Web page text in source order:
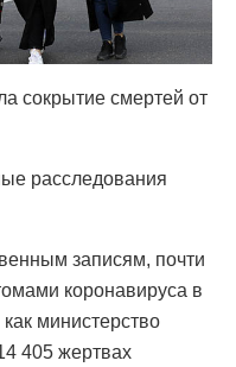
сокрытие смертей от
расследования
записям, почти
коронавируса в
министерство
405 жертвах